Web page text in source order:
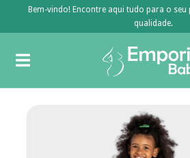
Bem-vindo! Encontre aqui tudo para o
qualidade.